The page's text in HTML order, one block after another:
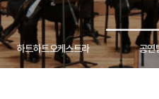
하트하트오케스트라
하트하트오케스트라 공연